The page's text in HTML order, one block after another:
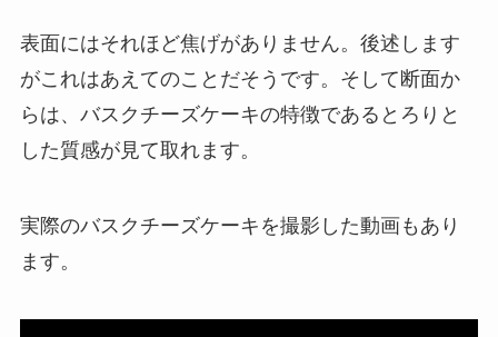
表面にはそれほど焦げがありません。後述します
がこれはあえてのことだそうです。そして断面か
らは、バスクチーズケーキの特徴であるとろりと
した質感が見て取れます。
実際のバスクチーズケーキを撮影した動画もあり
ます。